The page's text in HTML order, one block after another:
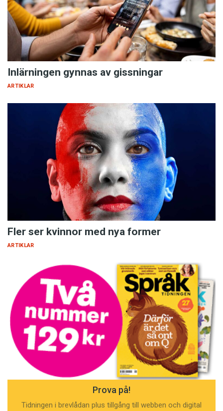
Inlärningen gynnas av gissningar
ARTIKLAR
Fler ser kvinnor med nya former
ARTIKLAR
Prova på!
Tidningen i brevlådan plus tillgång till webben och digital